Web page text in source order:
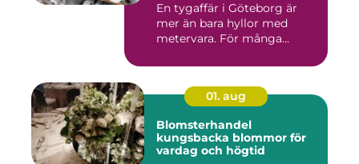
En tygaffär i Göteborg är
mer än bara hyllor med
metervara. För många...
01. aug
Blomsterhandel
kungsbacka blommor för
vardag och högtid